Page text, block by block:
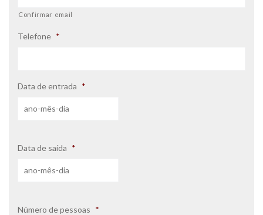
Confirmar email
Telefone *
Data de entrada *
Data de saída *
Número de pessoas *